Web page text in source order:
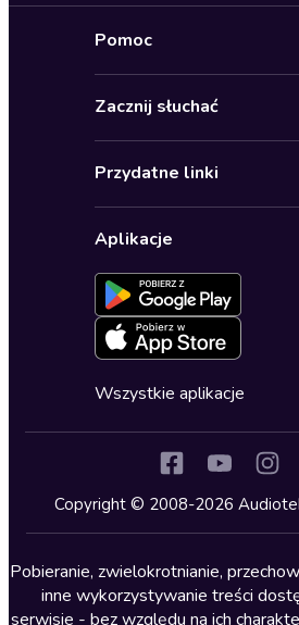
Biznes, marketing, ekonomia
Dla młodzieży
Kryminały
Lektury szkolne
Literatura anglojęzyczna
Literatura faktu
Pomoc
Pomoc
Ustawienia prywatności
Formularz zgłaszania
Deklaracja dostępności
Zacznij słuchać
Karnety
Oferta dla firm i bibliotek
Przydatne linki
Dołącz do newslettera
Blog
Zapowiedzi
Cykle audiobooków
Aplikacje
Wszystkie aplikacje
Copyright © 2008-2026
Pobieranie, zwielokrotnianie,
inne wykorzystywanie treści
serwisie - bez względu na ich